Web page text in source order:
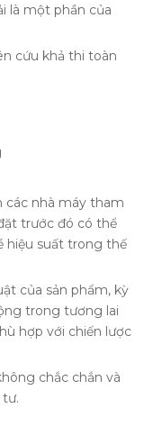
là một phần của
cứu khả thi toàn
các nhà máy tham
trước đó có thể
hiệu suất trong thế
của sản phẩm, kỳ
trong tương lai
hợp với chiến lược
chắc chắn và